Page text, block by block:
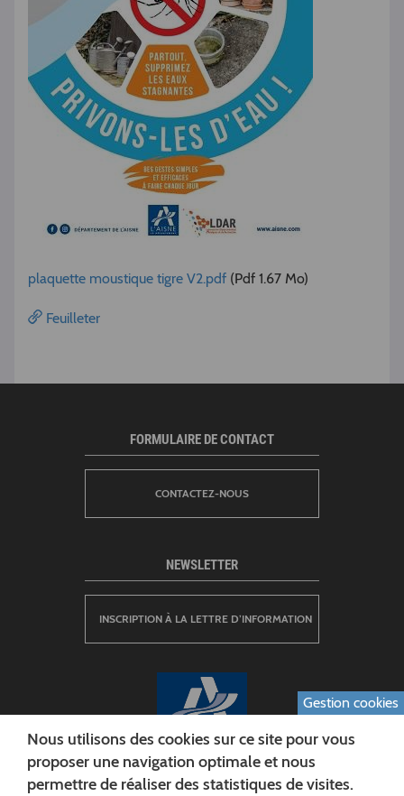
plaquette moustique tigre V2.pdf (Pdf 1.67 Mo)
Feuilleter
FORMULAIRE DE CONTACT
CONTACTEZ-NOUS
NEWSLETTER
INSCRIPTION À LA LETTRE D’INFORMATION
Gestion cookies
Nous utilisons des cookies sur ce site pour vous
proposer une navigation optimale et nous
permettre de réaliser des statistiques de visites.